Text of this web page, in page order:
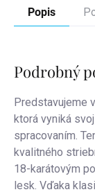
Popis
Podrobný
Predstavujeme
ktorá vyniká
spracovaním.
kvalitného
18-karátovým
lesk. Vďaka